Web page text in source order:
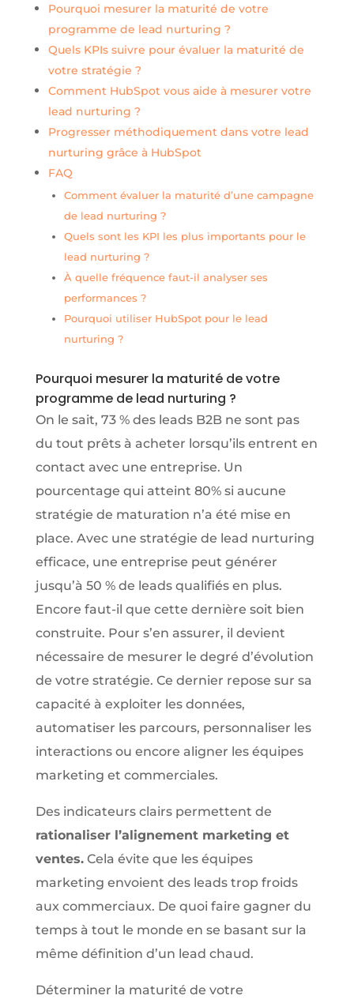
Pourquoi mesurer la maturité de votre
programme de lead nurturing ?
Quels KPIs suivre pour évaluer la maturité de
votre stratégie ?
Comment HubSpot vous aide à mesurer votre
lead nurturing ?
Progresser méthodiquement dans votre lead
nurturing grâce à HubSpot
FAQ
Comment évaluer la maturité d’une campagne
de lead nurturing ?
Quels sont les KPI les plus importants pour le
lead nurturing ?
À quelle fréquence faut-il analyser ses
performances ?
Pourquoi utiliser HubSpot pour le lead
nurturing ?
Pourquoi mesurer la maturité de votre
programme de lead nurturing ?
On le sait, 73 % des leads B2B ne sont pas
du tout prêts à acheter lorsqu’ils entrent en
contact avec une entreprise. Un
pourcentage qui atteint 80% si aucune
stratégie de maturation n’a été mise en
place. Avec une stratégie de lead nurturing
efficace, une entreprise peut générer
jusqu’à 50 % de leads qualifiés en plus.
Encore faut-il que cette dernière soit bien
construite. Pour s’en assurer, il devient
nécessaire de mesurer le degré d’évolution
de votre stratégie. Ce dernier repose sur sa
capacité à exploiter les données,
automatiser les parcours, personnaliser les
interactions ou encore aligner les équipes
marketing et commerciales.
Des indicateurs clairs permettent de
rationaliser l’alignement marketing et
ventes.Cela évite que les équipes
marketing envoient des leads trop froids
aux commerciaux. De quoi faire gagner du
temps à tout le monde en se basant sur la
même définition d’un lead chaud.
Déterminer la maturité de votre